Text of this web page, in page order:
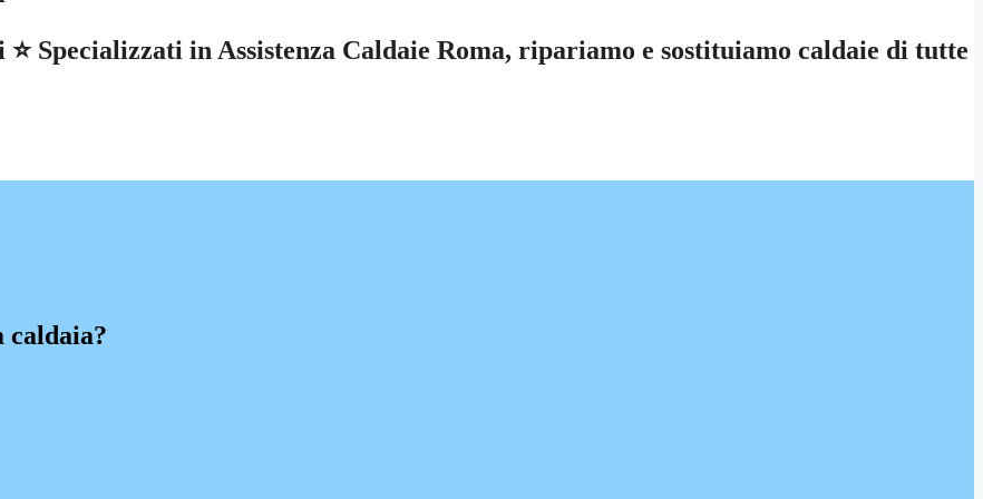
Specializzati in Assistenza Caldaie Roma, ripariamo e sostituiamo caldaie di tutte
caldaia?